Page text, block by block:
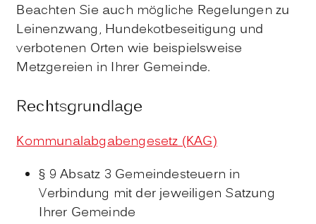
Beachten Sie auch mögliche Regelungen zu
Leinenzwang, Hundekotbeseitigung und
verbotenen Orten wie beispielsweise
Metzgereien in Ihrer Gemeinde.
Rechtsgrundlage
Kommunalabgabengesetz (KAG)
§ 9 Absatz 3 Gemeindesteuern in
Verbindung mit der jeweiligen Satzung
Ihrer Gemeinde